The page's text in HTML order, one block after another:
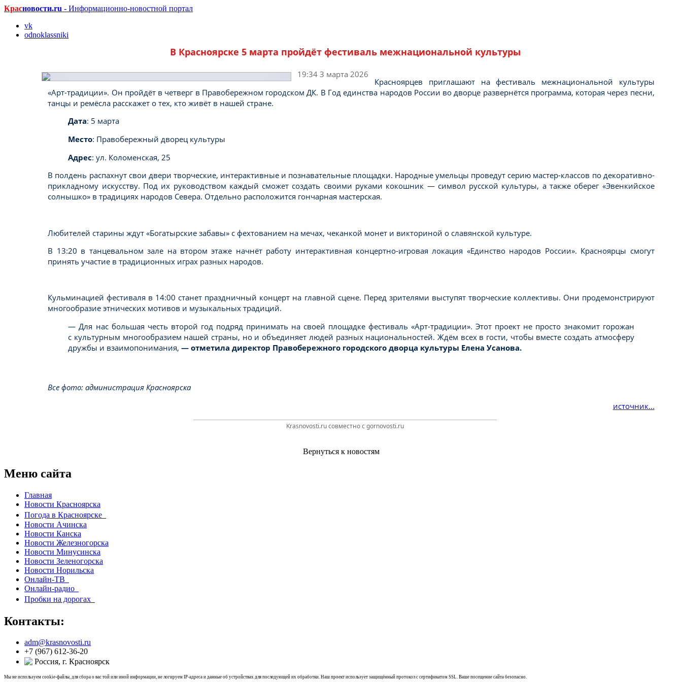
Красновости.ru - Информационно-новостной портал
vk
odnoklassniki
В Красноярске 5 марта пройдёт фестиваль межнациональной культуры
19:34 3 марта 2026
Красноярцев приглашают на фестиваль межнациональной культуры
«Арт-традиции». Он пройдёт в четверг в Правобережном городском ДК. В Год единства народов России во дворце развернётся программа, которая через песни,
танцы и ремёсла расскажет о тех, кто живёт в нашей стране.
Дата: 5 марта
Место: Правобережный дворец культуры
Адрес: ул. Коломенская, 25
В полдень распахнут свои двери творческие, интерактивные и познавательные площадки. Народные умельцы проведут серию мастер-классов по декоративно-
прикладному искусству. Под их руководством каждый сможет создать своими руками кокошник — символ русской культуры, а также оберег «Эвенкийское
солнышко» в традициях народов Севера. Отдельно расположится гончарная мастерская.
Любителей старины ждут «Богатырские забавы» с фехтованием на мечах, чеканкой монет и викториной о славянской культуре.
В 13:20 в танцевальном зале на втором этаже начнёт работу интерактивная концертно-игровая локация «Единство народов России». Красноярцы смогут
принять участие в традиционных играх разных народов.
Кульминацией фестиваля в 14:00 станет праздничный концерт на главной сцене. Перед зрителями выступят творческие коллективы. Они продемонстрируют
многообразие этнических мотивов и музыкальных традиций.
— Для нас большая честь второй год подряд принимать на своей площадке фестиваль «Арт-традиции». Этот проект не просто знакомит горожан
с культурным многообразием нашей страны, но и объединяет людей разных национальностей. Ждём всех в гости, чтобы вместе создать атмосферу
дружбы и взаимопонимания,— отметила директор Правобережного городского дворца культуры Елена Усанова.
Все фото: администрация Красноярска
источник...
Krasnovosti.ru совместно с gornovosti.ru
Вернуться к новостям
Меню сайта
Главная
Новости Красноярска
Погода в Красноярске
Новости Ачинска
Новости Канска
Новости Железногорска
Новости Минусинска
Новости Зеленогорска
Новости Норильска
Онлайн-ТВ
Онлайн-радио
Пробки на дорогах
Контакты:
adm@krasnovosti.ru
+7 (967) 612-36-20
Россия, г. Красноярск
Мы не используем cookie-файлы, для сбора о вас той или иной информации, не логируем IP-адреса и данные об устройствах для последующей их обработки. Наш проект использует защищённый протокол с сертификатом SSL. Ваше посещение сайта безопасно.